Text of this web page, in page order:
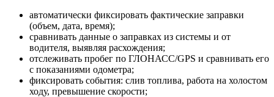
автоматически фиксировать фактические заправки
(объем, дата, время);
сравнивать данные о заправках из системы и от
водителя, выявляя расхождения;
отслеживать пробег по ГЛОНАСС/GPS и сравнивать его
с показаниями одометра;
фиксировать события: слив топлива, работа на холостом
ходу, превышение скорости;